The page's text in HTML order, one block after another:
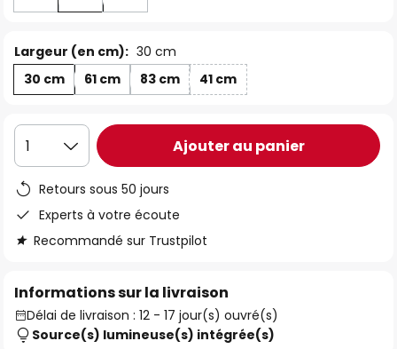
Largeur (en cm): 30 cm
30 cm
61 cm 83 cm 41 cm
1 Ajouter au panier
Retours sous 50 jours
Experts à votre écoute
Recommandé sur Trustpilot
Informations sur la livraison
Délai de livraison : 12 - 17 jour(s) ouvré(s)
Source(s) lumineuse(s) intégrée(s)